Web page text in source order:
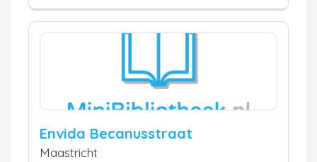
Envida Becanusstraat
Maastricht